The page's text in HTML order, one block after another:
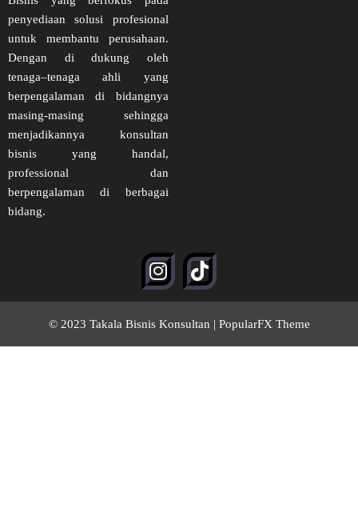
penyediaan solusi profesional
untuk membantu perusahaan.
Dengan di dukung oleh
tenaga–tenaga ahli yang
berpengalaman di bidangnya
masing-masing sehingga
menjadikannya konsultan
bisnis yang handal,
professional dan
berpengalaman di berbagai
bidang.
© 2023 Takala Bisnis Konsultan | PopularFX Theme